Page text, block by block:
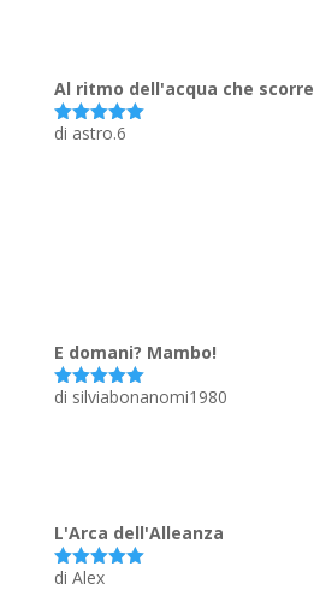
Al ritmo dell'acqua che scorre
Valutato5
di astro.6
E domani? Mambo!
Valutato5
di silviabonanomi1980
L'Arca dell'Alleanza
Valutato
di Alex